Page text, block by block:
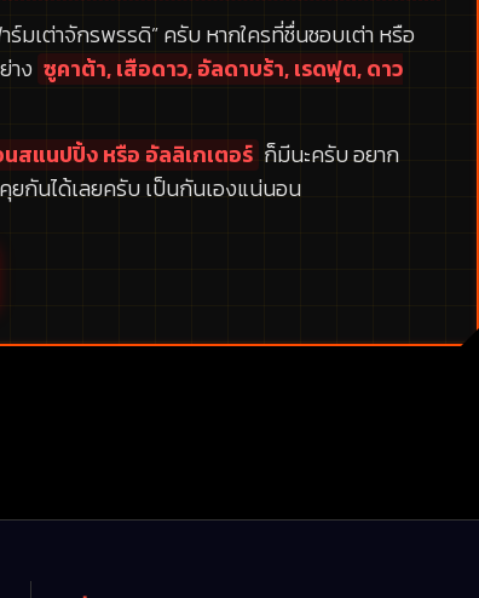
ร์มเต่าจักรพรรดิ”ครับ หากใครที่ชื่นชอบเต่า หรือ
าง ซูคาต้า, เสือดาว, อัลดาบร้า, เรดฟุต, ดาว
สแนปปิ้ง หรือ อัลลิเกเตอร์ ก็มีนะครับ อยาก
ยกันได้เลยครับ เป็นกันเองแน่นอน